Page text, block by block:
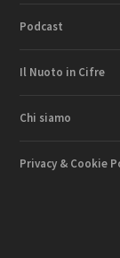
Podcast
Il Nuoto in Cifre
Chi siamo
Privacy & Cookie